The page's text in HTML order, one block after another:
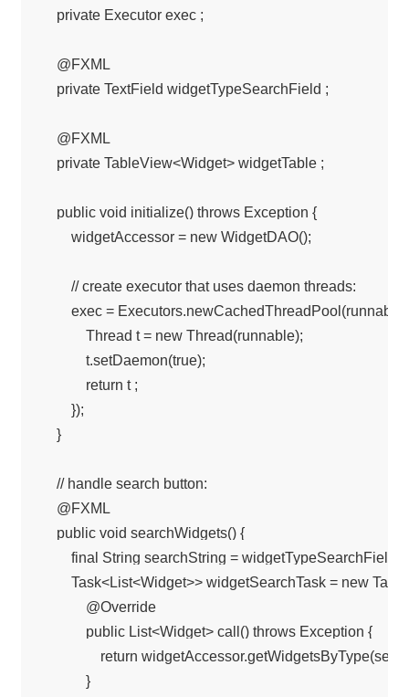
    private Executor exec ;
    @FXML
    private TextField widgetTypeSearchField ;
    @FXML
    private TableView<Widget> widgetTable ;
    public void initialize() throws Exception {
        widgetAccessor = new WidgetDAO();
        // create executor that uses daemon threads:
exec = Executors.newCachedThreadPool(runnable
            Thread t = new Thread(runnable);
            t.setDaemon(true);
            return t ;
        });
    }
    // handle search button:
    @FXML
    public void searchWidgets() {
final String searchString =
Task<List<Widget>> widgetSearchTask = new
            @Override
            public List<Widget> call() throws Exception {
return
            }